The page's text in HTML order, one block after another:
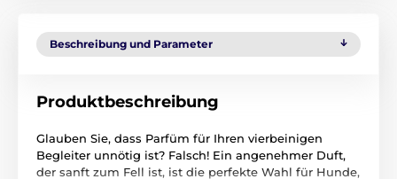
Beschreibung und Parameter
Produktbeschreibung
Glauben Sie, dass Parfüm für Ihren vierbeinigen
Begleiter unnötig ist? Falsch! Ein angenehmer Duft,
der sanft zum Fell ist, ist die perfekte Wahl für Hunde,